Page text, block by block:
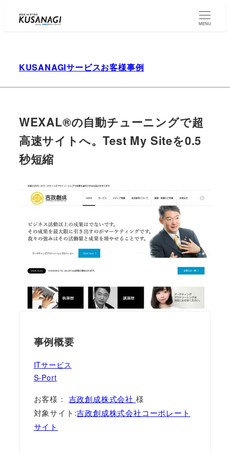
Skip
MENU
KUSANAGIサービスお客様事例
WEXAL®の自動チューニングで超
高速サイトへ。Test My Siteを0.5
秒短縮
事例概要
ITサービス
S-Port
お客様： 吉政創成株式会社 様
対象サイト:吉政創成株式会社コーポレート
サイト